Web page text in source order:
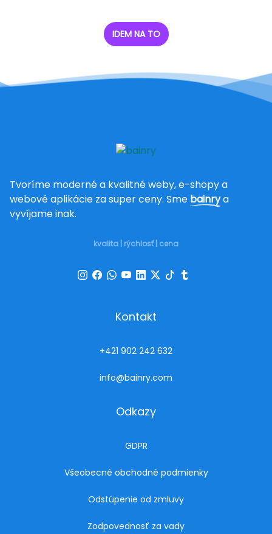
IDEM NA TO
Tvoríme moderné a kvalitné weby, e-shopy a
webové aplikácie za super ceny. Sme bainrya
vyvíjame inak.
kvalita | rýchlosť | cena
Kontakt
+421 902 242 632
info@bainry.com
Odkazy
GDPR
Všeobecné obchodné podmienky
Odstúpenie od zmluvy
Zodpovednosť za vady